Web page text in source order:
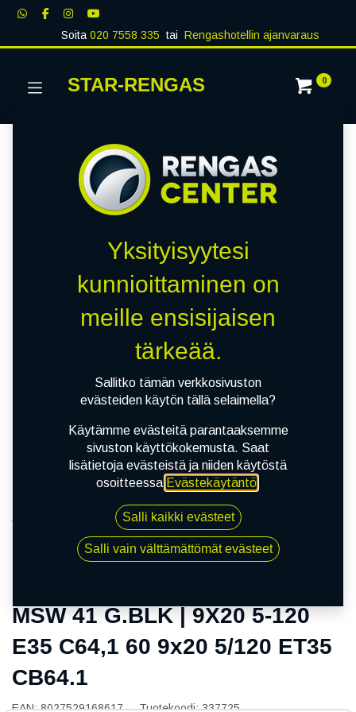
Soita020 7558 335 tai Rengashotellin ajanvaraus
STAR-RENGAS 0
MSW 41 G.BLK | 9X20 5-120 E35 C64,1 60 9x20 5/120
ET35 CB64.1
MSW 41 G.BLK | 9X20 5-120
E35 C64,1 60 9x20 5/120 ET35
CB64.1
EAN:8027529168617 Tuotekoodi:337725
Yksityisyytesi
kunnioittaminen on
meille ensisijaisen
tärkeää.
Sallitko tämän verkkosivuston
evästeiden käytön tällä selaimella?
Käytämme evästeitä parantaaksemme
sivuston käyttökokemusta. Saat
lisätietoja evästeistä ja niiden käytöstä
osoitteessa Evästekäytäntö.
Salli kaikki evästeet
Salli vain välttämättömät evästeet